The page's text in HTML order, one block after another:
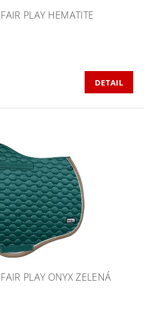
PLAY HEMATITE
DETAIL
PLAY ONYX ZELENÁ